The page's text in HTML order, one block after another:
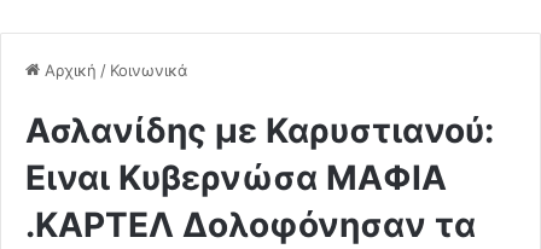
Αρχική / Κοινωνικά
Ασλανίδης με Καρυστιανού:
Ειναι Κυβερνώσα ΜΑΦΙΑ
.ΚΑΡΤΕΛ Δολοφόνησαν τα